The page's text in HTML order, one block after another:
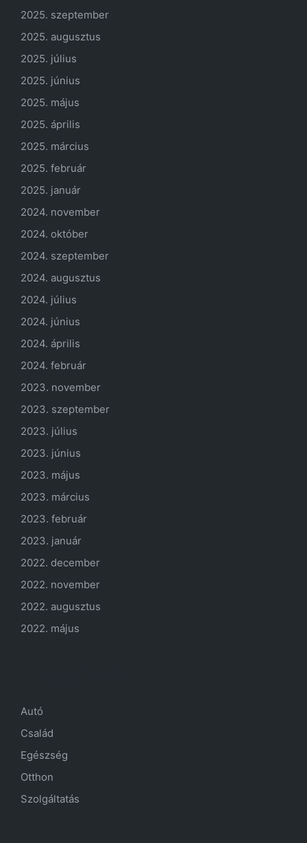
2025. szeptember
2025. augusztus
2025. július
2025. június
2025. május
2025. április
2025. március
2025. február
2025. január
2024. november
2024. október
2024. szeptember
2024. augusztus
2024. július
2024. június
2024. április
2024. február
2023. november
2023. szeptember
2023. július
2023. június
2023. május
2023. március
2023. február
2023. január
2022. december
2022. november
2022. augusztus
2022. május
Autó
Család
Egészség
Otthon
Szolgáltatás